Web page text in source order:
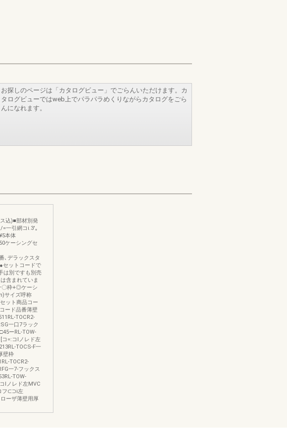
お探しのページは「カタログビュー」でごらんいただけます。カ
タログビューではweb上でパラパラめくりながらカタログをごら
んになれます。
込)■部材別発
=一引網コi.3'｡
本体
ケーシングセ
､デラックスタ
セットコードで
は別ですも別売
含まれていま
〇枠+◎ケーシ
サイズ呼称
ット商品コー
ード品番薄壁
TOCR2-
一口7ラック
ーRL-TOW-
コ=:コlノレド左
TOCS-F一
壁枠
TOCR2-
一7-フックス
TOW-
lノレド左MVC
フ⊂⊃i左
ーザ薄壁用厚